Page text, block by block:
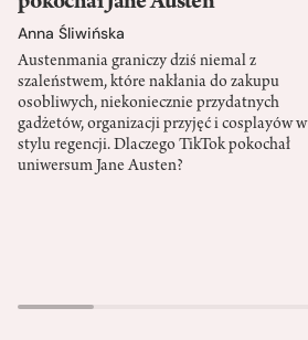
Anna Śliwińska
Austenmania graniczy dziś niemal z
szaleństwem, które nakłania do zakupu
osobliwych, niekoniecznie przydatnych
gadżetów, organizacji przyjęć i cosplayów w
stylu regencji. Dlaczego TikTok pokochał
uniwersum Jane Austen?